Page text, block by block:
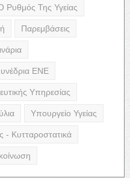
Ρυθμός Της Υγείας
Παρεμβάσεις
ΕΝΕ
Υπηρεσίας
Υπουργείο Υγείας
- Κυτταροστατικά